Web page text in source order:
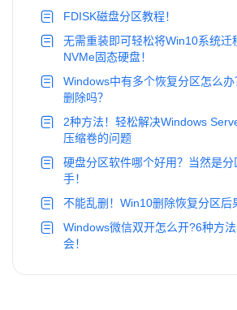
FDISK磁盘分区教程！
无需重装即可轻松将Win10系统迁
NVMe固态硬盘！
Windows中有多个恢复分区怎么办
删除吗？
2种方法！轻松解决Windows
压缩卷的问题
硬盘分区软件哪个好用？当然是分
手！
不能乱删！Win10删除恢复分区后
Windows微信双开怎么开?6种方
会！